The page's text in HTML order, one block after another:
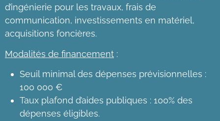
d’ingénierie pour les travaux, frais de
communication, investissements en matériel,
acquisitions foncières.
Modalités de financement :
Seuil minimal des dépenses prévisionnelles :
100 000 €
Taux plafond d’aides publiques : 100% des
dépenses éligibles.